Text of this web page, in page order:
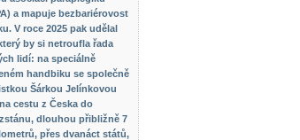
a mapuje bezbariérovost
V roce 2025 pak udělal
by si netroufla řada
lidí: na speciálně
handbiku se společně
Šárkou Jelínkovou
cestu z Česka do
dlouhou přibližně 7
přes dvanáct států,